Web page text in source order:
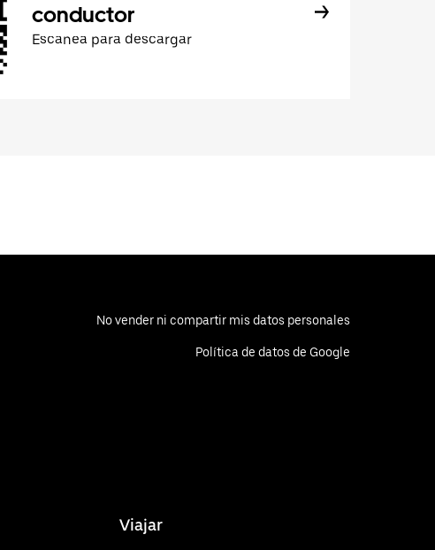
conductor
Escanea para descargar
No vender ni compartir mis datos personales
Política de datos de Google
Viajar